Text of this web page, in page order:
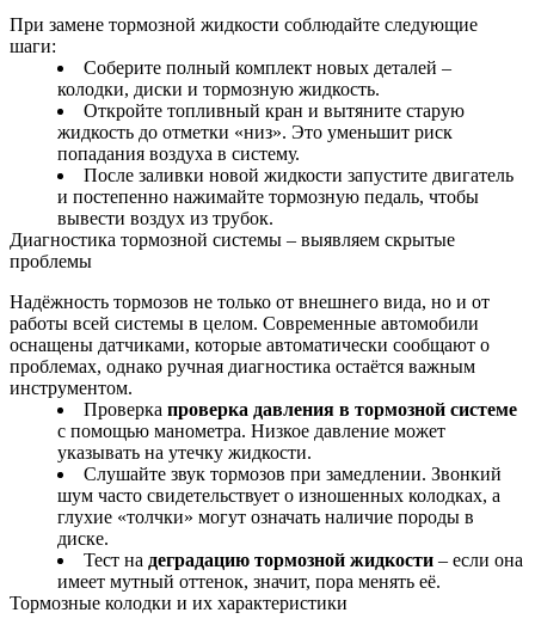
При замене тормозной жидкости соблюдайте следующие
шаги:
Соберите полный комплект новых деталей –
колодки, диски и тормозную жидкость.
Откройте топливный кран и вытяните старую
жидкость до отметки «низ». Это уменьшит риск
попадания воздуха в систему.
После заливки новой жидкости запустите двигатель
и постепенно нажимайте тормозную педаль, чтобы
вывести воздух из трубок.
Диагностика тормозной системы – выявляем скрытые
проблемы
Надёжность тормозов не только от внешнего вида, но и от
работы всей системы в целом. Современные автомобили
оснащены датчиками, которые автоматически сообщают о
проблемах, однако ручная диагностика остаётся важным
инструментом.
Проверка проверка давления в тормозной системе
с помощью манометра. Низкое давление может
указывать на утечку жидкости.
Слушайте звук тормозов при замедлении. Звонкий
шум часто свидетельствует о изношенных колодках, а
глухие «толчки» могут означать наличие породы в
диске.
Тест на деградацию тормозной жидкости – если она
имеет мутный оттенок, значит, пора менять её.
Тормозные колодки и их характеристики